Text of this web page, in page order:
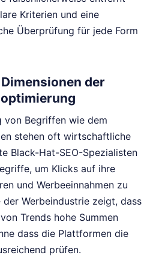
Kriterien und eine
Überprüfung für jede Form
der
von Begriffen wie dem
stehen oft wirtschaftliche
Black-Hat-SEO-Spezialisten
um Klicks auf ihre
und Werbeeinnahmen zu
der Werbeindustrie zeigt, dass
Trends hohe Summen
dass die Plattformen die
prüfen.